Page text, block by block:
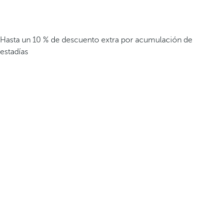
Hasta un 10 % de descuento extra por acumulación de
estadías